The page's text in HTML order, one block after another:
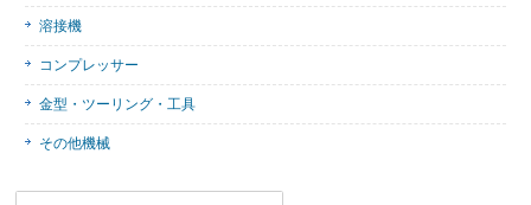
溶接機
コンプレッサー
金型・ツーリング・工具
その他機械